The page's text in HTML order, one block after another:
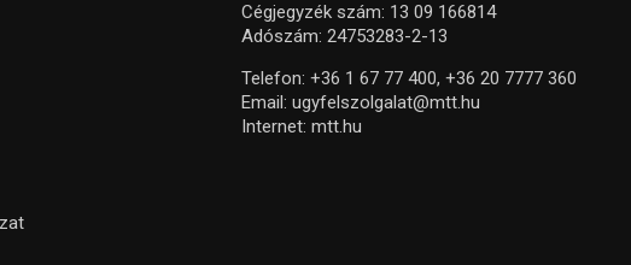
Cégjegyzék szám: 13 09 166814
Adószám: 24753283-2-13
Telefon:+36 1 67 77 400, +36 20 7777 360
Email:ugyfelszolgalat@mtt.hu
Internet:mtt.hu